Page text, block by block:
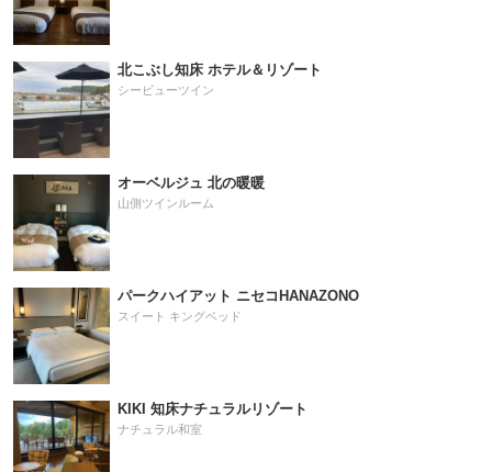
北こぶし知床 ホテル＆リゾート
シービューツイン
オーベルジュ 北の暖暖
山側ツインルーム
パークハイアット ニセコHANAZONO
スイート キングベッド
KIKI 知床ナチュラルリゾート
ナチュラル和室